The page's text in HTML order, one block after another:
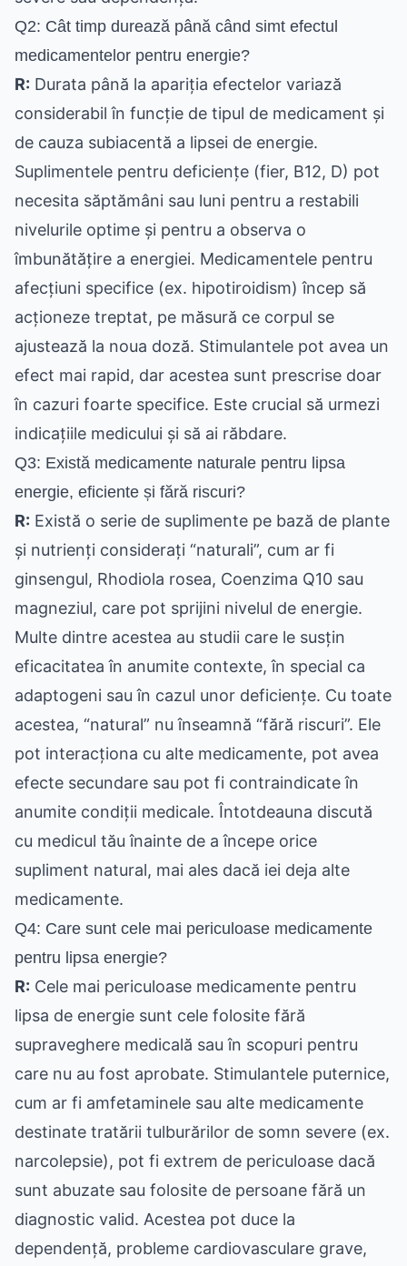
Q2: Cât timp durează până când simt efectul
medicamentelor pentru energie?
R: Durata până la apariția efectelor variază
considerabil în funcție de tipul de medicament și
de cauza subiacentă a lipsei de energie.
Suplimentele pentru deficiențe (fier, B12, D) pot
necesita săptămâni sau luni pentru a restabili
nivelurile optime și pentru a observa o
îmbunătățire a energiei. Medicamentele pentru
afecțiuni specifice (ex. hipotiroidism) încep să
acționeze treptat, pe măsură ce corpul se
ajustează la noua doză. Stimulantele pot avea un
efect mai rapid, dar acestea sunt prescrise doar
în cazuri foarte specifice. Este crucial să urmezi
indicațiile medicului și să ai răbdare.
Q3: Există medicamente naturale pentru lipsa
energie, eficiente și fără riscuri?
R: Există o serie de suplimente pe bază de plante
și nutrienți considerați “naturali”, cum ar fi
ginsengul, Rhodiola rosea, Coenzima Q10 sau
magneziul, care pot sprijini nivelul de energie.
Multe dintre acestea au studii care le susțin
eficacitatea în anumite contexte, în special ca
adaptogeni sau în cazul unor deficiențe. Cu toate
acestea, “natural” nu înseamnă “fără riscuri”. Ele
pot interacționa cu alte medicamente, pot avea
efecte secundare sau pot fi contraindicate în
anumite condiții medicale. Întotdeauna discută
cu medicul tău înainte de a începe orice
supliment natural, mai ales dacă iei deja alte
medicamente.
Q4: Care sunt cele mai periculoase medicamente
pentru lipsa energie?
R: Cele mai periculoase medicamente pentru
lipsa de energie sunt cele folosite fără
supraveghere medicală sau în scopuri pentru
care nu au fost aprobate. Stimulantele puternice,
cum ar fi amfetaminele sau alte medicamente
destinate tratării tulburărilor de somn severe (ex.
narcolepsie), pot fi extrem de periculoase dacă
sunt abuzate sau folosite de persoane fără un
diagnostic valid. Acestea pot duce la
dependență, probleme cardiovasculare grave,